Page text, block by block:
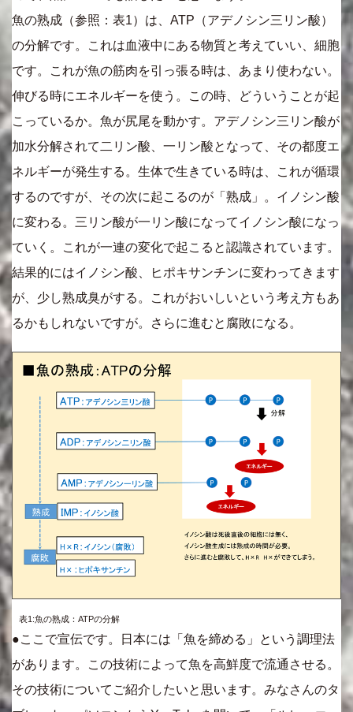
魚の熟成（参照：表1）は、ATP（アデノシン三リン酸）
の分解です。これは血液中にある物質と考えていい、細胞
です。これが魚の筋肉を引っ張る時は、あまり使わない。
伸びる時にエネルギーを使う。この時、どういうことが起
こっているか。魚が尻尾を動かす。アデノシン三リン酸が
加水分解されて二リン酸、一リン酸となって、その都度エ
ネルギーが発生する。生体で生きている時は、これが循環
するのですが、その次に起こるのが「熟成」。イノシン酸
に変わる。三リン酸が一リン酸になってイノシン酸になっ
ていく。これが一連の変化で起こると認識されています。
結果的にはイノシン酸、ヒポキサンチンに変わってきます
が、少し熟成臭がする。これがおいしいという考え方もあ
るかもしれないですが。さらに進むと腐敗になる。
表1:魚の熟成：ATPの分解
●ここで宣伝です。日本には「魚を締める」という調理法
があります。この技術によって魚を高鮮度で流通させる。
その技術についてご紹介したいと思います。みなさんのタ